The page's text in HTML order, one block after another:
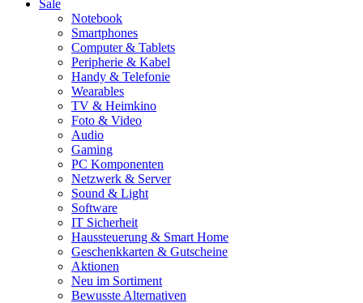
Sale
Notebook
Smartphones
Computer & Tablets
Peripherie & Kabel
Handy & Telefonie
Wearables
TV & Heimkino
Foto & Video
Audio
Gaming
PC Komponenten
Netzwerk & Server
Sound & Light
Software
IT Sicherheit
Haussteuerung & Smart Home
Geschenkkarten & Gutscheine
Aktionen
Neu im Sortiment
Bewusste Alternativen